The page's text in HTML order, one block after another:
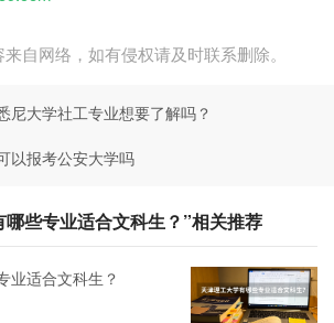
自网络，如有侵权请及时联系删除。
尼大学社工专业想要了解吗？
以报考公安大学吗
些专业适合文科生？”相关推荐
业适合文科生？